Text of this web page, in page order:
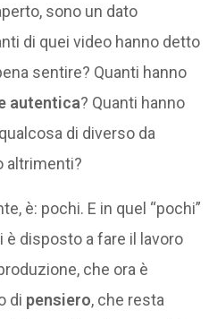
sono un dato
di quei video hanno detto
sentire? Quanti hanno
autentica? Quanti hanno
di diverso da
altrimenti?
è: pochi. E in quel “pochi”
è disposto a fare il lavoro
che ora è
di pensiero, che resta